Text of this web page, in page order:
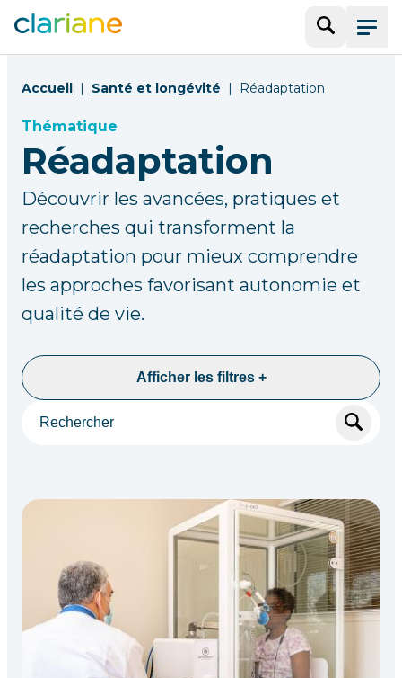
Menu
Accueil Santé et longévité Réadaptation
Thématique
Réadaptation
Découvrir les avancées, pratiques et
recherches qui transforment la
réadaptation pour mieux comprendre
les approches favorisant autonomie et
qualité de vie.
Afficher les filtres +